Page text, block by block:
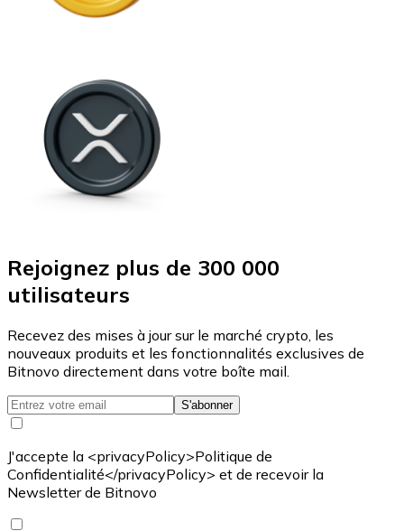
Rejoignez plus de 300 000
utilisateurs
Recevez des mises à jour sur le marché crypto, les
nouveaux produits et les fonctionnalités exclusives de
Bitnovo directement dans votre boîte mail.
S'abonner
J'accepte la <privacyPolicy>Politique de
Confidentialité</privacyPolicy> et de recevoir la
Newsletter de Bitnovo